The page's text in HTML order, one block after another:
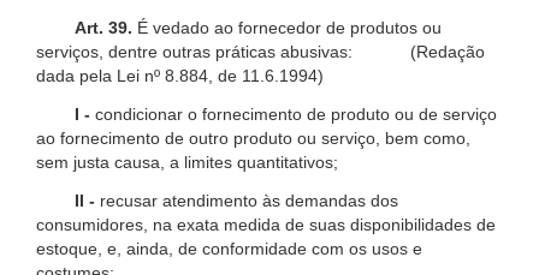
Art. 39. É vedado ao fornecedor de produtos ou
serviços, dentre outras práticas abusivas: (Redação
dada pela Lei nº 8.884, de 11.6.1994)
I - condicionar o fornecimento de produto ou de serviço
ao fornecimento de outro produto ou serviço, bem como,
sem justa causa, a limites quantitativos;
II - recusar atendimento às demandas dos
consumidores, na exata medida de suas disponibilidades de
estoque, e, ainda, de conformidade com os usos e